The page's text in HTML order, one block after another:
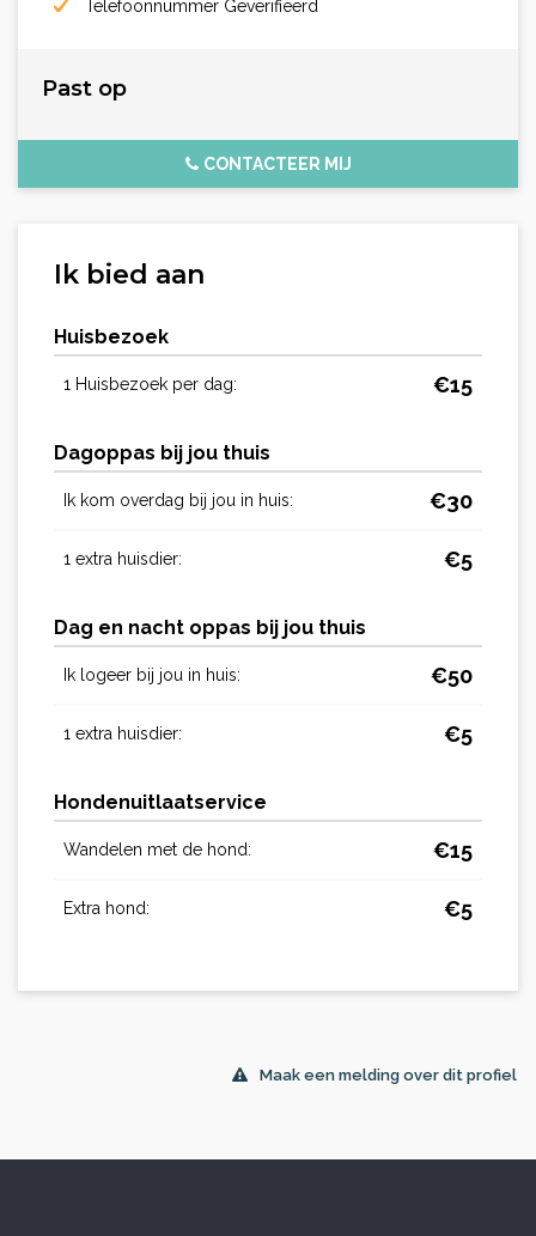
Telefoonnummer Geverifiëerd
Past op
CONTACTEER MIJ
Ik bied aan
Huisbezoek
1 Huisbezoek per dag: €15
Dagoppas bij jou thuis
Ik kom overdag bij jou in huis: €30
1 extra huisdier: €5
Dag en nacht oppas bij jou thuis
Ik logeer bij jou in huis: €50
1 extra huisdier: €5
Hondenuitlaatservice
Wandelen met de hond: €15
Extra hond: €5
Maak een melding over dit profiel